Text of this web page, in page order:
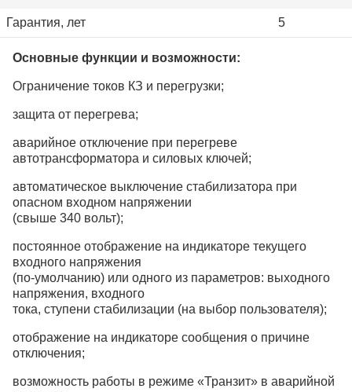
Гарантия, лет 5
Основные функции и возможности:
Ограничение токов КЗ и перегрузки;
защита от перегрева;
аварийное отключение при перегреве
автотрансформатора и силовых ключей;
автоматическое выключение стабилизатора при
опасном входном напряжении
(свыше 340 вольт);
постоянное отображение на индикаторе текущего
входного напряжения
(по-умолчанию) или одного из параметров: выходного
напряжения, входного
тока, ступени стабилизации (на выбор пользователя);
отображение на индикаторе сообщения о причине
отключения;
возможность работы в режиме «Транзит» в аварийной